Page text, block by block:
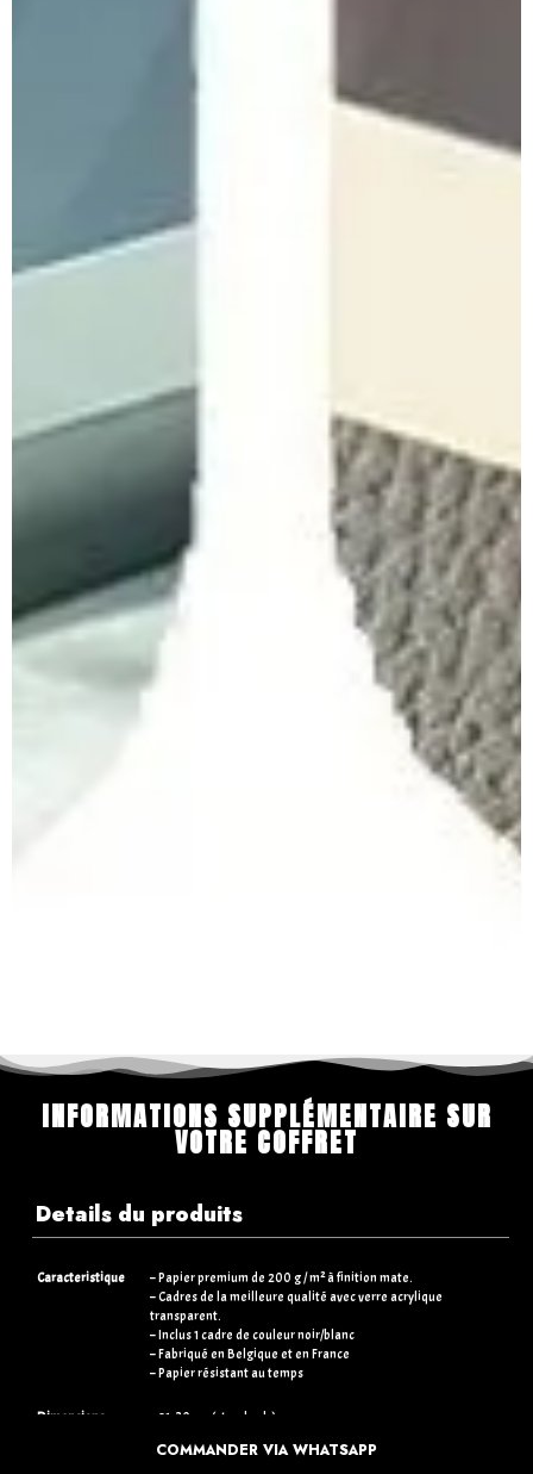
INFORMATIONS SUPPLÉMENTAIRE SUR
VOTRE COFFRET
Details du produits
Caracteristique
– Papier premium de 200 g / m² à finition mate.
– Cadres de la meilleure qualité avec verre acrylique
transparent.
– Inclus 1 cadre de couleur noir/blanc
– Fabriqué en Belgique et en France
– Papier résistant au temps
Dimensions
– 21×30 cm (standards)
– 50×70 cm (+15€)
COMMANDER VIA WHATSAPP